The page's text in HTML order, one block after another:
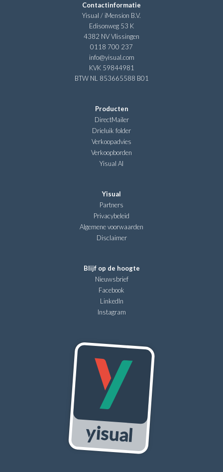
Contactinformatie
Yisual / iMension B.V.
Edisonweg 53 K
4382 NV Vlissingen
0118 700 237
info@yisual.com
KVK 59844981
BTW NL 853665588 B01
Producten
DirectMailer
Drieluik folder
Verkoopadvies
Verkoopborden
Yisual AI
Yisual
Partners
Privacybeleid
Algemene voorwaarden
Disclaimer
Blijf op de hoogte
Nieuwsbrief
Facebook
LinkedIn
Instagram